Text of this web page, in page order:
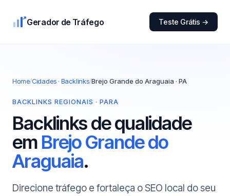
Gerador de Tráfego Teste Grátis →
Home/Cidades · Backlinks/Brejo Grande do Araguaia · PA
BACKLINKS REGIONAIS · PARA
Backlinks de qualidade
em Brejo Grande do
Araguaia.
Direcione tráfego e fortaleça o SEO local do seu